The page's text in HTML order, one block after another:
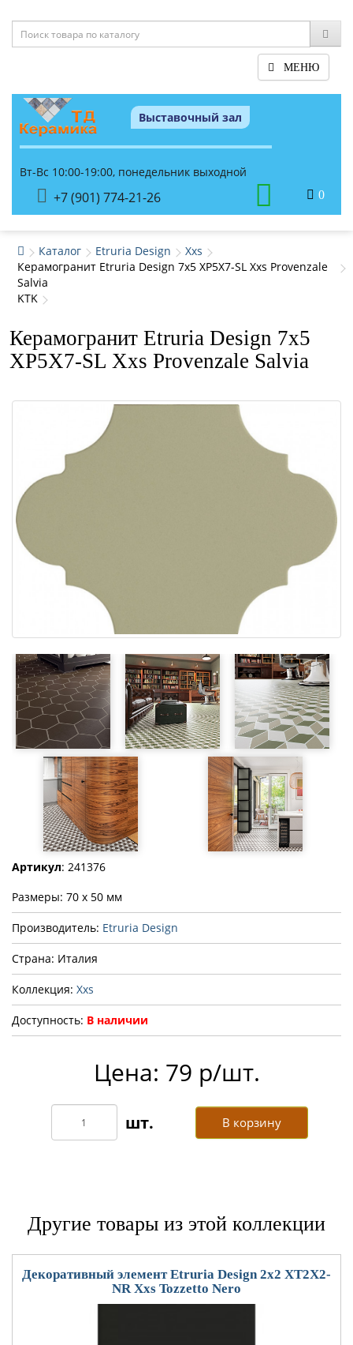
МЕНЮ
Выставочный зал
Вт-Вс 10:00-19:00, понедельник выходной
+7 (901) 774-21-26 0
Каталог Etruria Design
Xxs
Керамогранит Etruria Design 7x5 XP5X7-SL Xxs Provenzale
Salvia
KTK
Керамогранит Etruria Design 7x5
XP5X7-SL Xxs Provenzale Salvia
Артикул: 241376
Размеры: 70 x 50 мм
Производитель: Etruria Design
Страна: Италия
Коллекция: Xxs
Доступность: В наличии
Цена: 79 р/шт.
В корзину
Другие товары из этой коллекции
Декоративный элемент Etruria Design 2x2 XT2X2-
NR Xxs Tozzetto Nero